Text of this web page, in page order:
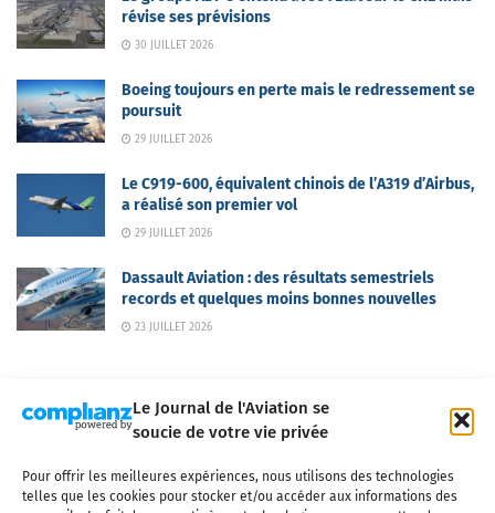
Le Journal de l'Aviation se
soucie de votre vie privée
Pour offrir les meilleures expériences, nous utilisons des technologies
telles que les cookies pour stocker et/ou accéder aux informations des
révise ses prévisions
30 JUILLET 2026
Boeing toujours en perte mais le redressement se
poursuit
29 JUILLET 2026
Le C919-600, équivalent chinois de l’A319 d’Airbus,
a réalisé son premier vol
29 JUILLET 2026
Dassault Aviation : des résultats semestriels
records et quelques moins bonnes nouvelles
23 JUILLET 2026
Qui sommes-nous ? Nous contacter
Partenaires
Mentions légales
CGV Politique de confidentialité Cookies